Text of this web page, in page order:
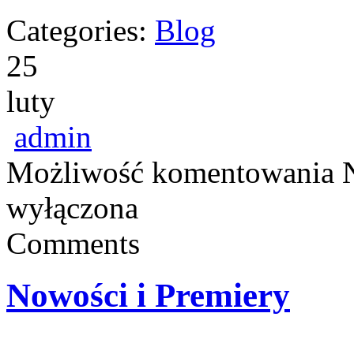
Categories: Blog
25
luty
admin
Możliwość komentowania
wyłączona
Comments
Nowości i Premiery